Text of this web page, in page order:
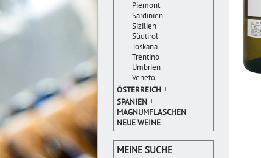
Piemont
Sardinien
Sizilien
Südtirol
Toskana
Trentino
Umbrien
Veneto
ÖSTERREICH+
SPANIEN+
MAGNUMFLASCHEN
NEUE WEINE
MEINE SUCHE